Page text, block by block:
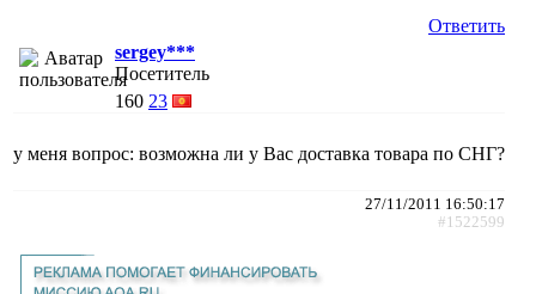
Ответить
sergey***
Посетитель
160 23
у меня вопрос: возможна ли у Вас доставка товара по СНГ?
27/11/2011 16:50:17
#1522599